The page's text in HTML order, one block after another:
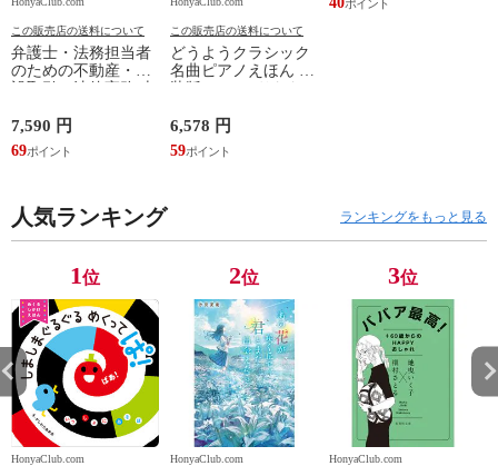
この販売店の送料について
弁護士・法務担当者
のための不動産・建
開発、設計・監理、
建設請負 第２版 /富
田裕 小里佳嵩
7,590 円
69
この販売店の送料について
どうようクラシック
名曲ピアノえほん 新
ワシマミワコ
6,578 円
59
人気ランキング ランキングをもっと見る
1位
HonyaClub.com
2位
HonyaClub.com
3位
HonyaClub.com